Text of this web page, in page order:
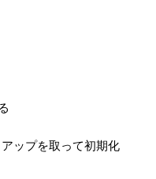
ップを取って初期化